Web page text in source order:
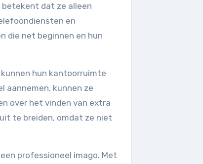
betekent dat ze alleen
en
die net beginnen en hun
hun kantoorruimte
aannemen, kunnen ze
over het vinden van extra
te breiden, omdat ze niet
professioneel imago. Met